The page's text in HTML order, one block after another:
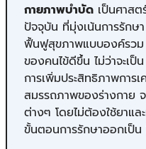
กายภาพบำบัด เป็นศาส
ปัจจุบัน ​ที่มุ่งเน้นการรักษ
ฟื้นฟูสุขภาพแบบองค์รว
ของคนไข้ดีขึ้น ไม่ว่าจะเป็
การเพิ่มประสิทธิภาพการ
สมรรถภาพของร่างกาย
ต่างๆ โดยไม่ต้องใช้ยาแ
ขั้นตอนการรักษาออกเป็